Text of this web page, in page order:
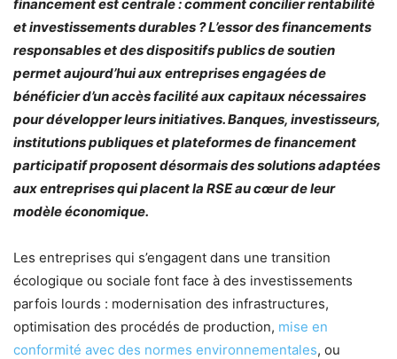
financement est centrale : comment concilier rentabilité
et investissements durables ? L’essor des financements
responsables et des dispositifs publics de soutien
permet aujourd’hui aux entreprises engagées de
bénéficier d’un accès facilité aux capitaux nécessaires
pour développer leurs initiatives. Banques, investisseurs,
institutions publiques et plateformes de financement
participatif proposent désormais des solutions adaptées
aux entreprises qui placent la RSE au cœur de leur
modèle économique.
Les entreprises qui s’engagent dans une transition
écologique ou sociale font face à des investissements
parfois lourds : modernisation des infrastructures,
optimisation des procédés de production, mise en
conformité avec des normes environnementales, ou